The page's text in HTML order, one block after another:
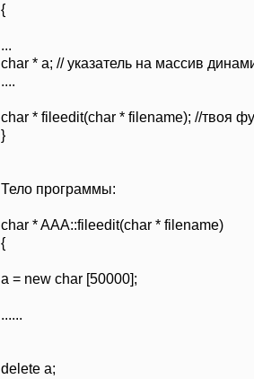
{
...
char * a; // указатель на массив
....
char * fileedit(char * filename); //твоя
}
Тело программы:
char * AAA::fileedit(char * filename)
{
a = new char [50000];
......
delete a;